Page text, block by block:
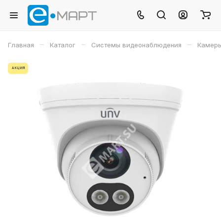
Главная – Каталог – Системы видеонаблюдения –
АКЦИЯ